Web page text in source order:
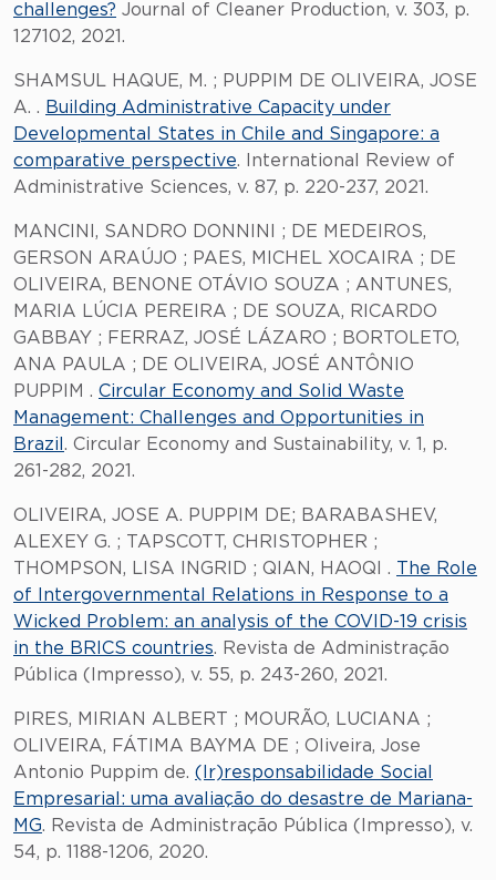
challenges? Journal of Cleaner Production, v. 303, p.
127102, 2021.
SHAMSUL HAQUE, M. ; PUPPIM DE OLIVEIRA, JOSE
A. . Building Administrative Capacity under
Developmental States in Chile and Singapore: a
comparative perspective. International Review of
Administrative Sciences, v. 87, p. 220-237, 2021.
MANCINI, SANDRO DONNINI ; DE MEDEIROS,
GERSON ARAÚJO ; PAES, MICHEL XOCAIRA ; DE
OLIVEIRA, BENONE OTÁVIO SOUZA ; ANTUNES,
MARIA LÚCIA PEREIRA ; DE SOUZA, RICARDO
GABBAY ; FERRAZ, JOSÉ LÁZARO ; BORTOLETO,
ANA PAULA ; DE OLIVEIRA, JOSÉ ANTÔNIO
PUPPIM . Circular Economy and Solid Waste
Management: Challenges and Opportunities in
Brazil . Circular Economy and Sustainability, v. 1, p.
261-282, 2021.
OLIVEIRA, JOSE A. PUPPIM DE; BARABASHEV,
ALEXEY G. ; TAPSCOTT, CHRISTOPHER ;
THOMPSON, LISA INGRID ; QIAN, HAOQI . The Role
of Intergovernmental Relations in Response to a
Wicked Problem: an analysis of the COVID-19 crisis
in the BRICS countries. Revista de Administração
Pública (Impresso), v. 55, p. 243-260, 2021.
PIRES, MIRIAN ALBERT ; MOURÃO, LUCIANA ;
OLIVEIRA, FÁTIMA BAYMA DE ; Oliveira, Jose
Antonio Puppim de. (Ir)responsabilidade Social
Empresarial: uma avaliação do desastre de Mariana-
MG. Revista de Administração Pública (Impresso), v.
54, p. 1188-1206, 2020.